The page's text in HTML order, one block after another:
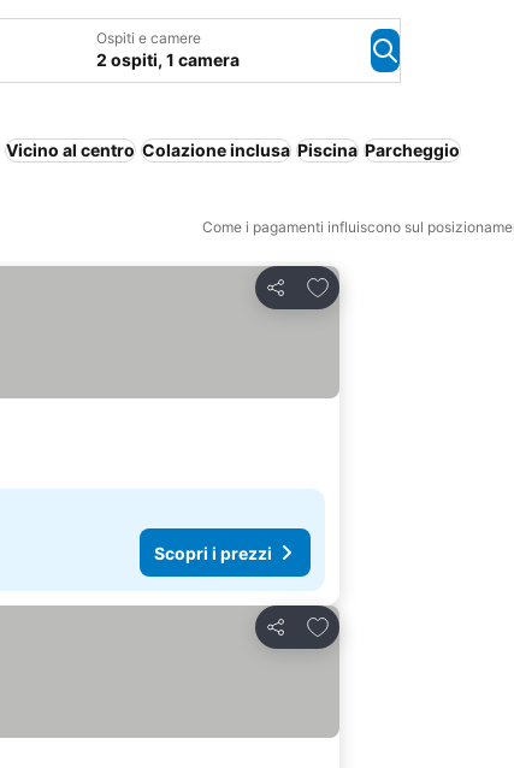
Ospiti e camere
2 ospiti, 1 camera
Vicino al centro Colazione inclusa Piscina Parcheggio
Come i pagamenti influiscono sul
Condividi
Aggiungi ai preferiti
Scopri i prezzi
Condividi
Aggiungi ai preferiti